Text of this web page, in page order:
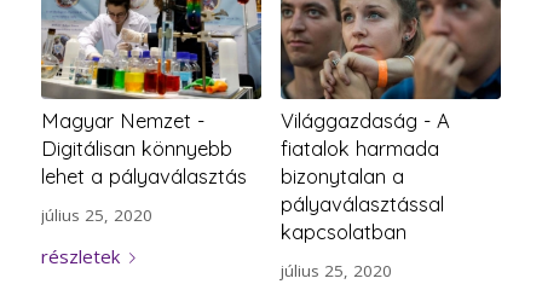
Magyar Nemzet -
Digitálisan könnyebb
lehet a pályaválasztás
július 25, 2020
részletek
Világgazdaság - A
fiatalok harmada
bizonytalan a
pályaválasztással
kapcsolatban
július 25, 2020